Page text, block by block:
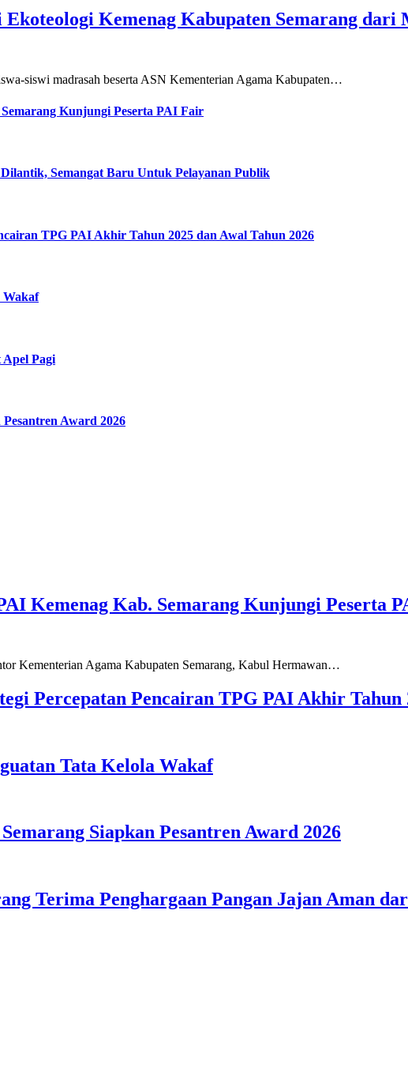
Kemenag Kabupaten Semarang dari
siswi madrasah beserta ASN Kementerian Agama Kabupaten…
Kunjungi Peserta PAI Fair
Semangat Baru Untuk Pelayanan Publik
TPG PAI Akhir Tahun 2025 dan Awal Tahun 2026
Wakaf
Pagi
Award 2026
Kemenag Kab. Semarang Kunjungi Peserta
Kementerian Agama Kabupaten Semarang, Kabul Hermawan…
Percepatan Pencairan TPG PAI Akhir Tahun
Tata Kelola Wakaf
Siapkan Pesantren Award 2026
Terima Penghargaan Pangan Jajan Aman